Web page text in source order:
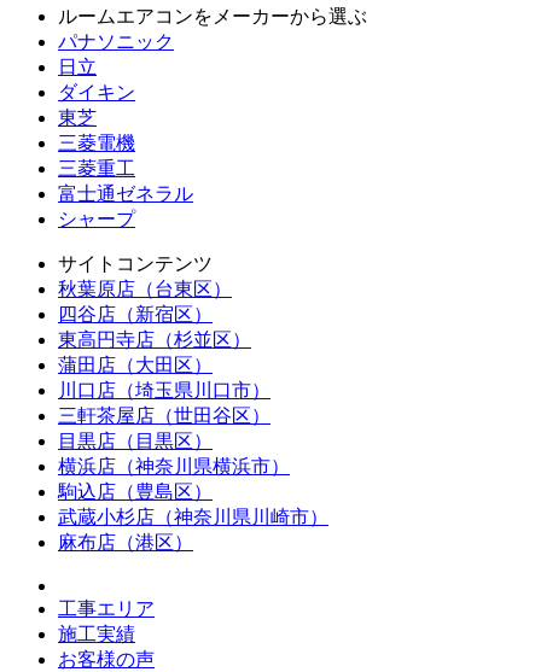
ルームエアコンをメーカーから選ぶ
パナソニック
日立
ダイキン
東芝
三菱電機
三菱重工
富士通ゼネラル
シャープ
サイトコンテンツ
秋葉原店（台東区）
四谷店（新宿区）
東高円寺店（杉並区）
蒲田店（大田区）
川口店（埼玉県川口市）
三軒茶屋店（世田谷区）
目黒店（目黒区）
横浜店（神奈川県横浜市）
駒込店（豊島区）
武蔵小杉店（神奈川県川崎市）
麻布店（港区）
工事エリア
施工実績
お客様の声